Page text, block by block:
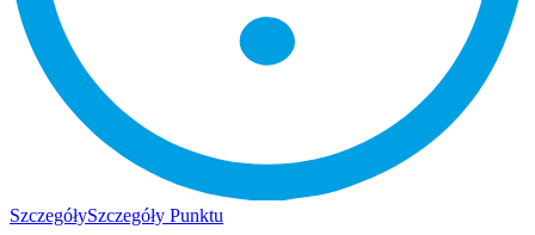
SzczegółySzczegóły Punktu